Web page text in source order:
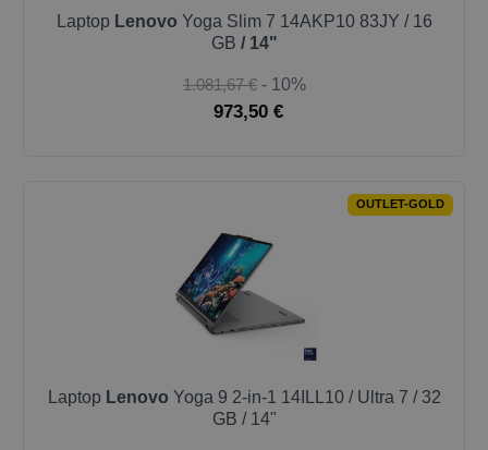
Laptop Lenovo Yoga Slim 7 14AKP10 83JY / 16
GB / 14"
1.081,67 € - 10%
973,50 €
OUTLET-GOLD
Laptop Lenovo Yoga 9 2-in-1 14ILL10 / Ultra 7 / 32
GB / 14"